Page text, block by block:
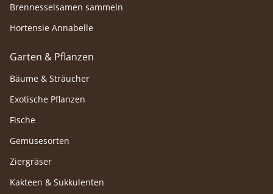
Brennesselsamen sammeln
Hortensie Annabelle
Garten & Pflanzen
Bäume & Sträucher
Exotische Pflanzen
Fische
Gemüsesorten
Ziergräser
Kakteen & Sukkulenten